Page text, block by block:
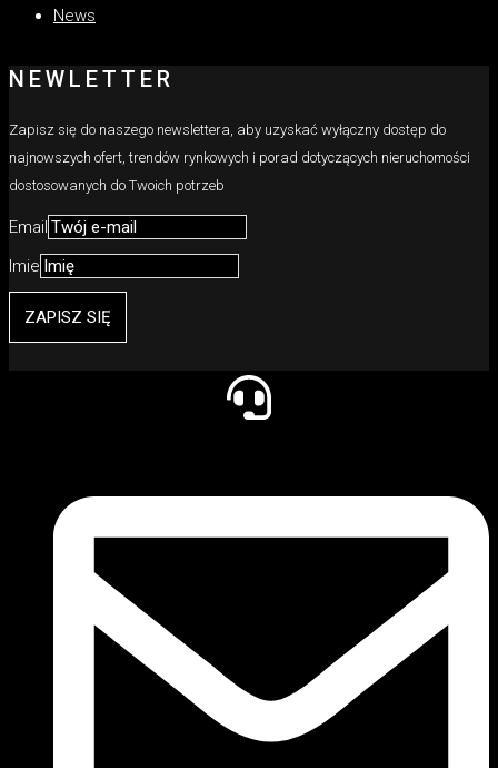
News
NEWLETTER
Zapisz się do naszego newslettera, aby uzyskać wyłączny dostęp do
najnowszych ofert, trendów rynkowych i porad dotyczących nieruchomości
dostosowanych do Twoich potrzeb
Email
Imie
ZAPISZ SIĘ